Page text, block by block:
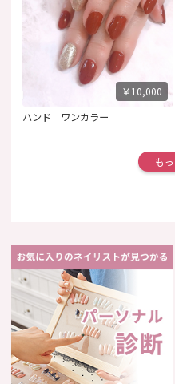
￥10,000
ハンド ワンカラー
も